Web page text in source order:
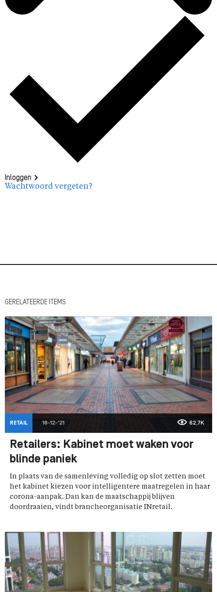
Inloggen
Wachtwoord vergeten?
GERELATEERDE ITEMS
RETAIL 18-12-'21 62,7K
Retailers: Kabinet moet waken voor
blinde paniek
In plaats van de samenleving volledig op slot zetten moet
het kabinet kiezen voor intelligentere maatregelen in haar
corona-aanpak. Dan kan de maatschappij blijven
doordraaien, vindt brancheorganisatie INretail.